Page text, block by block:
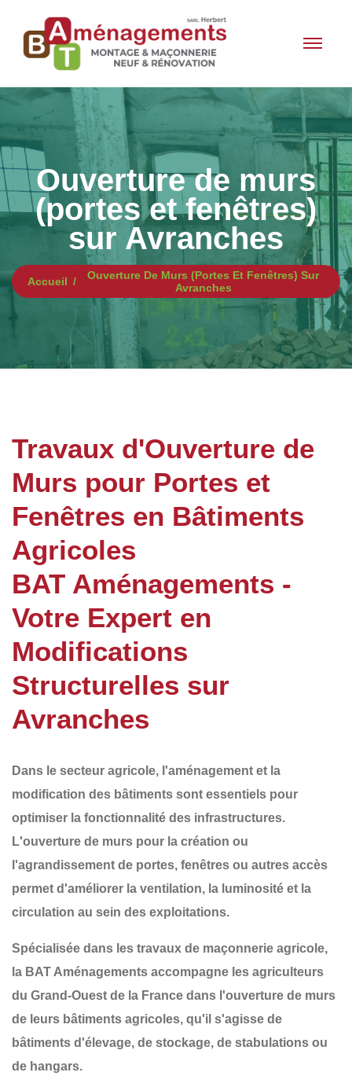
Ouverture de murs
(portes et fenêtres)
sur Avranches
Accueil
Ouverture De Murs (portes Et Fenêtres) Sur
Avranches
Travaux d'Ouverture de
Murs pour Portes et
Fenêtres en Bâtiments
Agricoles
BAT Aménagements -
Votre Expert en
Modifications
Structurelles sur
Avranches
Dans le secteur agricole, l'aménagement et la
modification des bâtiments sont essentiels pour
optimiser la fonctionnalité des infrastructures.
L'ouverture de murs pour la création ou
l'agrandissement de portes, fenêtres ou autres accès
permet d'améliorer la ventilation, la luminosité et la
circulation au sein des exploitations.
Spécialisée dans les travaux de maçonnerie agricole,
la BAT Aménagements accompagne les agriculteurs
du Grand-Ouest de la France dans l'ouverture de murs
de leurs bâtiments agricoles, qu'il s'agisse de
bâtiments d'élevage, de stockage, de stabulations ou
de hangars.